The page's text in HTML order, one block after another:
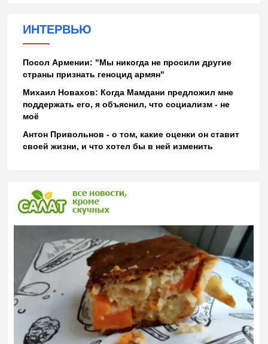
ИНТЕРВЬЮ
Посол Армении: "Мы никогда не просили другие
страны признать геноцид армян"
Михаил Новахов: Когда Мамдани предложил мне
поддержать его, я объяснил, что социализм - не
моё
Антон Привольнов - о том, какие оценки он ставит
своей жизни, и что хотел бы в ней изменить